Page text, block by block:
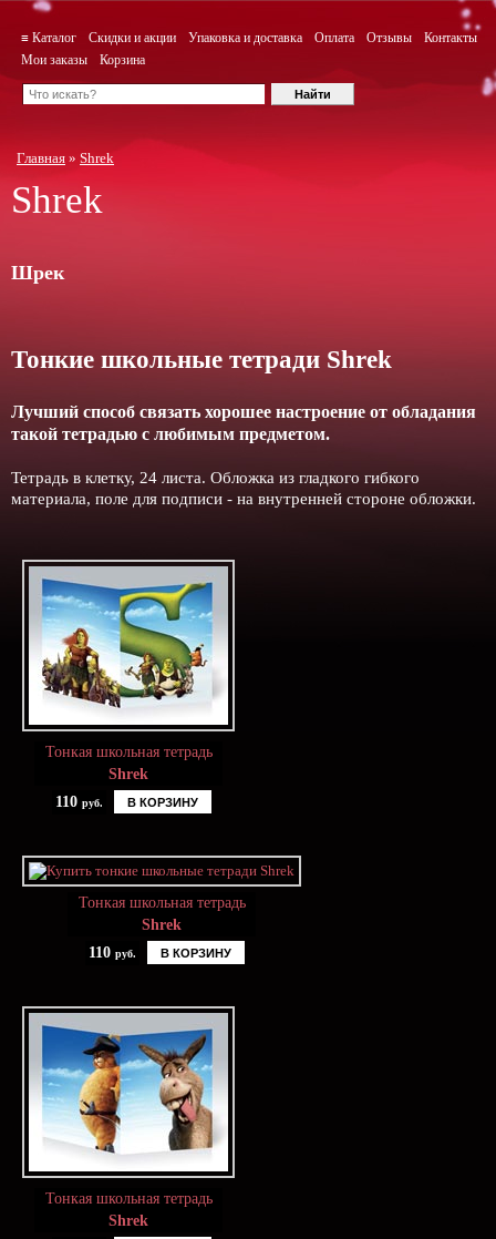
≡ Каталог Скидки и акции Упаковка и доставка Оплата Отзывы
Контакты
Мои заказы
Корзина
Главная » Shrek
Shrek
Шрек
Тонкие школьные тетради Shrek
Лучший способ связать хорошее настроение от обладания
такой тетрадью c любимым предметом.
Тетрадь в клетку, 24 листа. Обложка из гладкого гибкого
материала, поле для подписи - на внутренней стороне обложки.
Тонкая школьная тетрадь
Shrek
110 руб. В КОРЗИНУ
Тонкая школьная тетрадь
Shrek
110 руб. В КОРЗИНУ
Тонкая школьная тетрадь
Shrek